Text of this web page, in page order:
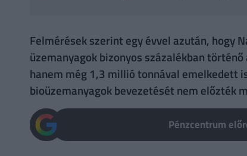
Felmérések szerint egy évvel azután, hogy
üzemanyagok bizonyos százalékban
hanem még 1,3 millió tonnával emelkedett
bioüzemanyagok bevezetését nem előzték
Pénzcentrum